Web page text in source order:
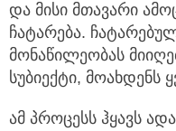
და მისი მთავარი
ჩატარება.
მონაწილეობას
სუბიექტი, მოახდენს
ამ პროცესს ჰყავს